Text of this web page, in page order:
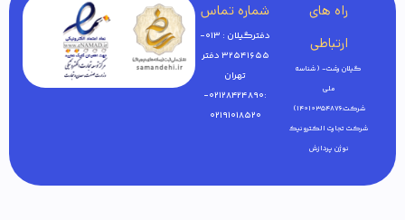
راه های
ارتباطی
گیلان رشت- ( شناسه
ملی
شرکت:14010354876)
شرکت تجارت الکترونیک
نوژن پردازش
شماره تماس
دفترگیلان : 013-
32541655 دفتر
تهران
:02128424890-
02191018520